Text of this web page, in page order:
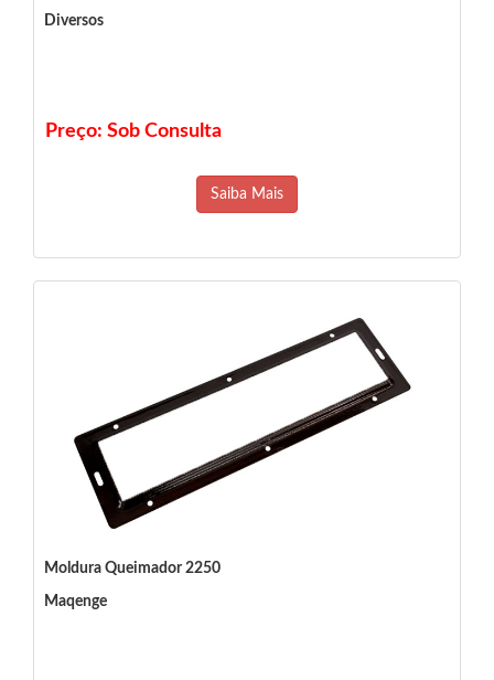
Diversos
Preço: Sob Consulta
Saiba Mais
Moldura Queimador 2250
Maqenge